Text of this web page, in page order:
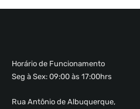
Horário de Funcionamento
Seg à Sex: 09:00 às 17:00hrs
Rua Antônio de Albuquerque,